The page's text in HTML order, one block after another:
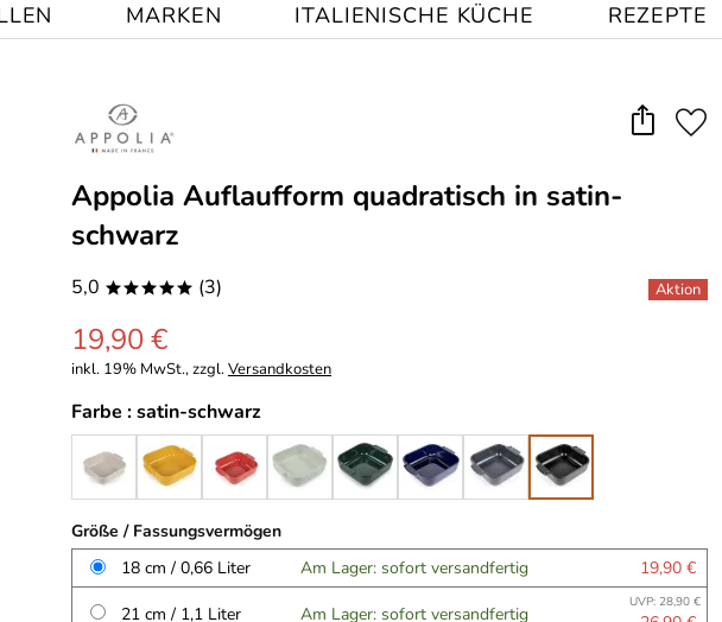
MARKEN ITALIENISCHE KÜCHE REZEPTE
Appolia Auflaufform quadratisch in satin-
schwarz
5,0 ***** (3)
19,90 €
inkl. 19% MwSt., zzgl.Versandkosten
Farbe :satin-schwarz
Größe / Fassungsvermögen
18 cm / 0,66 Liter
Am Lager: sofort versandfertig
19,90 €
21 cm / 1,1 Liter
Am Lager: sofort versandfertig UVP: 28,90 €